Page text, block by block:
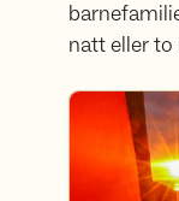
natt eller to
10 anbefalte